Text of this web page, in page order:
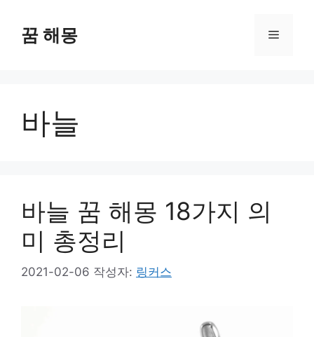
꿈 해몽 메
바늘
바늘 꿈 해몽 18가지 의
미 총정리
2021-02-06 작성자: 링커스